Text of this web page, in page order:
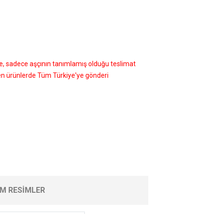
aşçının tanımlamış olduğu teslimat
ürünlerde Tüm Türkiye'ye gönderi
RESIMLER